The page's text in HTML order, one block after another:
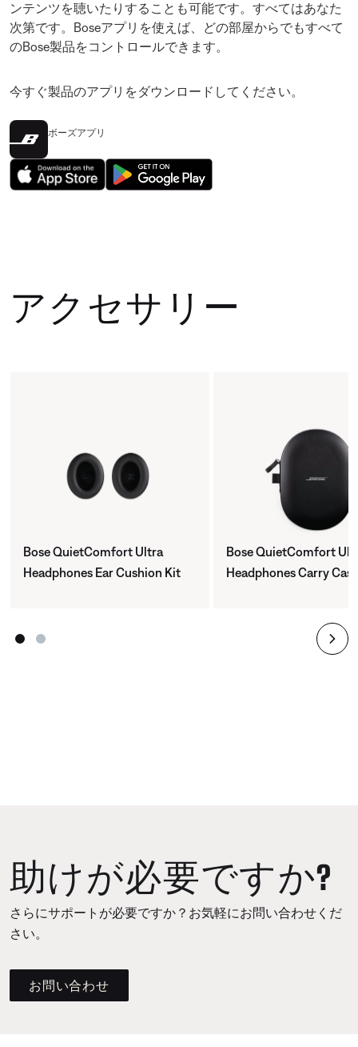
ンテンツを聴いたりすることも可能です。すべてはあなた
次第です。Boseアプリを使えば、どの部屋からでもすべて
のBose製品をコントロールできます。
今すぐ製品のアプリをダウンロードしてください。
ボーズアプリ
アクセサリー
Bose QuietComfort Ultra
Headphones Ear Cushion Kit
Bose QuietComfort
Headphones Carry
助けが必要ですか?
さらにサポートが必要ですか？お気軽にお問い合わせくだ
さい。
お問い合わせ